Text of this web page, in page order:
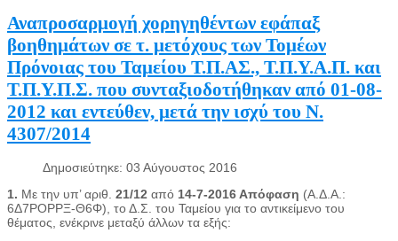
Αναπροσαρμογή χορηγηθέντων εφάπαξ
βοηθημάτων σε τ. μετόχους των Τομέων
Πρόνοιας του Ταμείου Τ.Π.ΑΣ., Τ.Π.Υ.Α.Π. και
Τ.Π.Υ.Π.Σ. που συνταξιοδοτήθηκαν από 01-08-
2012 και εντεύθεν, μετά την ισχύ του Ν.
4307/2014
Δημοσιεύτηκε: 03 Αύγουστος 2016
1. Mε την υπ’ αριθ. 21/12 από 14-7-2016 Απόφαση (Α.Δ.Α.:
6Δ7ΡΟΡΡΞ-Θ6Φ), το Δ.Σ. του Ταμείου για το αντικείμενο του
θέματος, ενέκρινε μεταξύ άλλων τα εξής: